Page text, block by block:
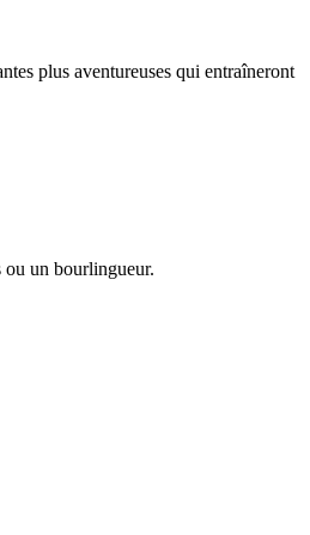
plus aventureuses qui entraîneront
ou un bourlingueur.